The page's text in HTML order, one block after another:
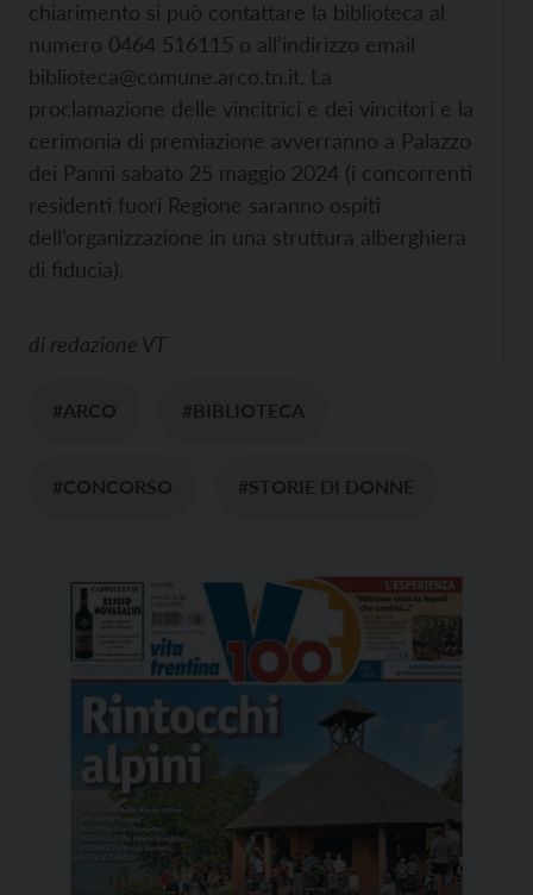
chiarimento si può contattare la biblioteca al
numero 0464 516115 o all’indirizzo email
biblioteca@comune.arco.tn.it. La
proclamazione delle vincitrici e dei vincitori e la
cerimonia di premiazione avverranno a Palazzo
dei Panni sabato 25 maggio 2024 (i concorrenti
residenti fuori Regione saranno ospiti
dell’organizzazione in una struttura alberghiera
di fiducia).
di redazione VT
#ARCO #BIBLIOTECA
#CONCORSO #STORIE DI DONNE